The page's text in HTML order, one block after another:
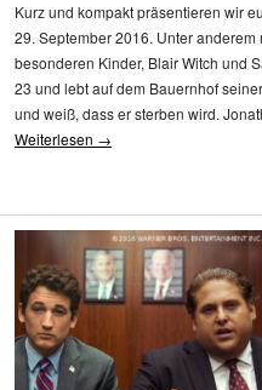
Kurz und kompakt präsentieren wir
29. September 2016. Unter
besonderen Kinder, Blair Witch und
23 und lebt auf dem Bauernhof
und weiß, dass er sterben wird.
Weiterlesen →